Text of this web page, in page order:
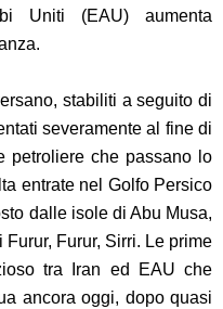
Uniti (EAU) aumenta
stabiliti a seguito di
severamente al fine di
petroliere che passano lo
entrate nel Golfo Persico
dalle isole di Abu Musa,
Furur, Sirri. Le prime
tra Iran ed EAU che
ancora oggi, dopo quasi